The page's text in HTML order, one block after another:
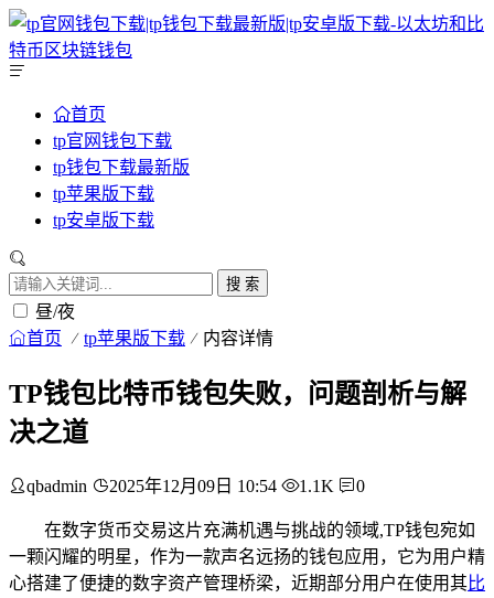
首页
tp官网钱包下载
tp钱包下载最新版
tp苹果版下载
tp安卓版下载
搜 索
昼/夜
首页 tp苹果版下载 内容详情
TP钱包比特币钱包失败，问题剖析与解
决之道
qbadmin 2025年12月09日 10:54 1.1K 0
在数字货币交易这片充满机遇与挑战的领域,TP钱包宛如
一颗闪耀的明星，作为一款声名远扬的钱包应用，它为用户精
心搭建了便捷的数字资产管理桥梁，近期部分用户在使用其比